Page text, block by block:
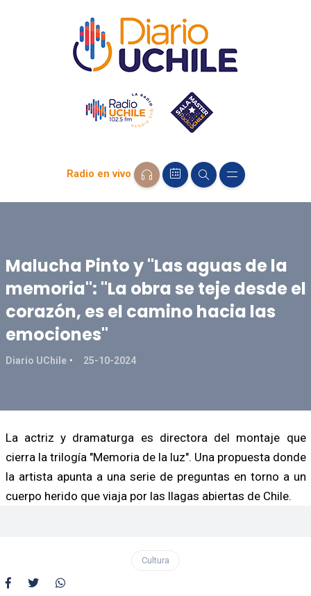
Radio en vivo
Malucha Pinto y "Las aguas de la
memoria": "La obra se teje desde el
corazón, es el camino hacia las
emociones"
Diario UChile 25-10-2024
La actriz y dramaturga es directora del montaje que
cierra la trilogía "Memoria de la luz". Una propuesta donde
la artista apunta a una serie de preguntas en torno a un
cuerpo herido que viaja por las llagas abiertas de Chile.
Cultura